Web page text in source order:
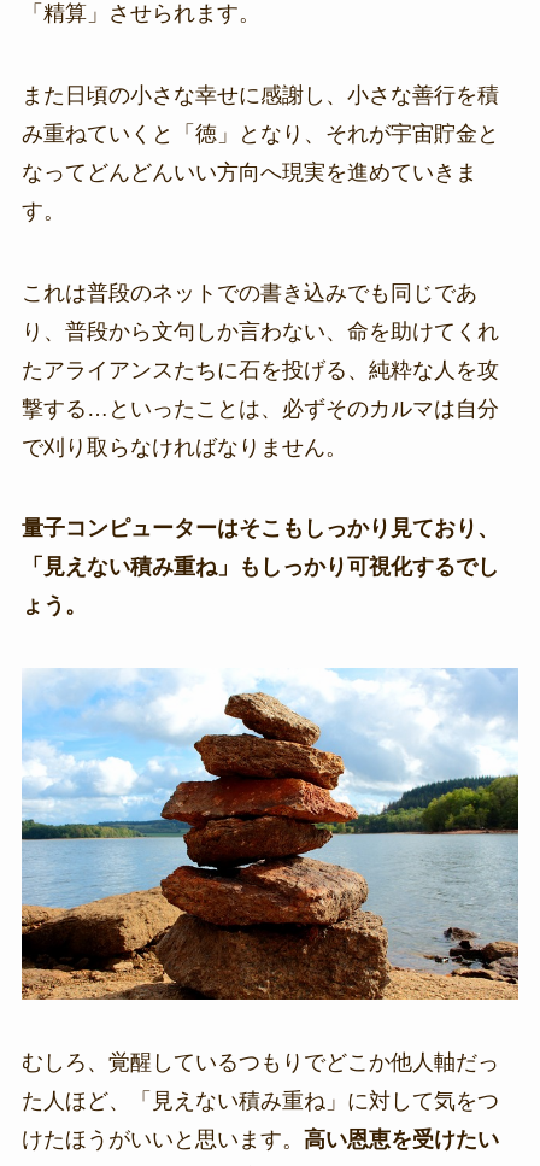
「精算」させられます。
また日頃の小さな幸せに感謝し、小さな善行を積
み重ねていくと「徳」となり、それが宇宙貯金と
なってどんどんいい方向へ現実を進めていきま
す。
これは普段のネットでの書き込みでも同じであ
り、普段から文句しか言わない、命を助けてくれ
たアライアンスたちに石を投げる、純粋な人を攻
撃する…といったことは、必ずそのカルマは自分
で刈り取らなければなりません。
量子コンピューターはそこもしっかり見ており、
「見えない積み重ね」もしっかり可視化するでし
ょう。
むしろ、覚醒しているつもりでどこか他人軸だっ
た人ほど、「見えない積み重ね」に対して気をつ
けたほうがいいと思います。 高い恩恵を受けたい